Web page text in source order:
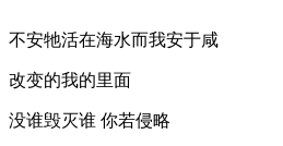
不安牠活在海水而我安于咸
改变的我的里面
没谁毁灭谁 你若侵略